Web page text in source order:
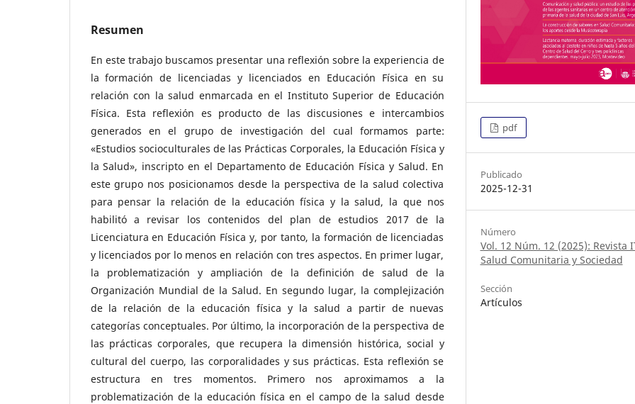
Resumen
En este trabajo buscamos presentar una reflexión sobre la experiencia de
la formación de licenciadas y licenciados en Educación Física en su
relación con la salud enmarcada en el Instituto Superior de Educación
Física. Esta reflexión es producto de las discusiones e intercambios
generados en el grupo de investigación del cual formamos parte:
«Estudios socioculturales de las Prácticas Corporales, la Educación Física y
la Salud», inscripto en el Departamento de Educación Física y Salud. En
este grupo nos posicionamos desde la perspectiva de la salud colectiva
para pensar la relación de la educación física y la salud, la que nos
habilitó a revisar los contenidos del plan de estudios 2017 de la
Licenciatura en Educación Física y, por tanto, la formación de licenciadas
y licenciados por lo menos en relación con tres aspectos. En primer lugar,
la problematización y ampliación de la definición de salud de la
Organización Mundial de la Salud. En segundo lugar, la complejización
de la relación de la educación física y la salud a partir de nuevas
categorías conceptuales. Por último, la incorporación de la perspectiva de
las prácticas corporales, que recupera la dimensión histórica, social y
cultural del cuerpo, las corporalidades y sus prácticas. Esta reflexión se
estructura en tres momentos. Primero nos aproximamos a la
problematización de la educación física en el campo de la salud desde
pdf
Publicado
2025-12-31
Número
Vol. 12 Núm. 12 (2025): Revista
Salud Comunitaria y Sociedad
Sección
Artículos